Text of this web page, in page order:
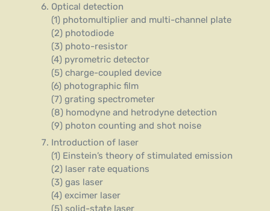
Optical detection
(1) photomultiplier and multi-channel plate
(2) photodiode
(3) photo-resistor
(4) pyrometric detector
(5) charge-coupled device
(6) photographic film
(7) grating spectrometer
(8) homodyne and hetrodyne detection
(9) photon counting and shot noise
Introduction of laser
(1) Einstein’s theory of stimulated emission
(2) laser rate equations
(3) gas laser
(4) excimer laser
(5) solid-state laser